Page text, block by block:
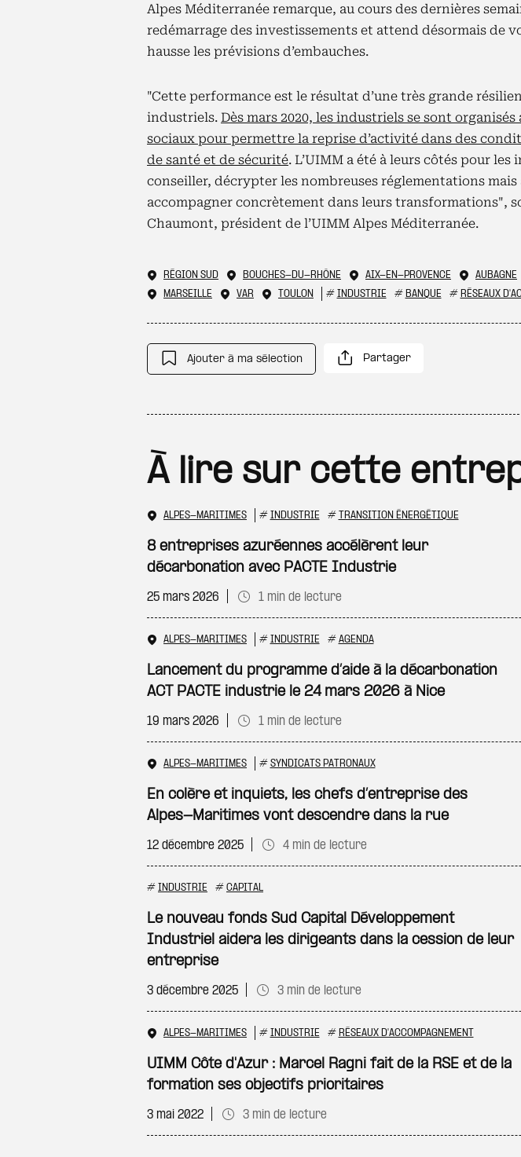
Alpes Méditerranée remarque, au cours des dernières
redémarrage des investissements et attend désormais de
hausse les prévisions d’embauches.
"Cette performance est le résultat d’une très grande
industriels. Dès mars 2020, les industriels se sont
sociaux pour permettre la reprise d’activité dans des
de santé et de sécurité. L’UIMM a été à leurs côtés pour les
conseiller, décrypter les nombreuses réglementations mais
accompagner concrètement dans leurs transformations",
Chaumont, président de l’UIMM Alpes Méditerranée.
RÉGION SUD BOUCHES-DU-RHÔNE AIX-EN-PROVENCE AUBAGNE
MARSEILLE
VAR TOULON # INDUSTRIE # BANQUE # RÉSEAUX
Ajouter à ma sélection Partager
À lire sur cette
ALPES-MARITIMES # INDUSTRIE # TRANSITION ÉNERGÉTIQUE
8 entreprises azuréennes accélèrent leur
décarbonation avec PACTE Industrie
25 mars 2026 1 min de lecture
ALPES-MARITIMES # INDUSTRIE # AGENDA
Lancement du programme d’aide à la décarbonation
ACT PACTE industrie le 24 mars 2026 à Nice
19 mars 2026 1 min de lecture
ALPES-MARITIMES # SYNDICATS PATRONAUX
En colère et inquiets, les chefs d’entreprise des
Alpes-Maritimes vont descendre dans la rue
12 décembre 2025 4 min de lecture
# INDUSTRIE # CAPITAL
Le nouveau fonds Sud Capital Développement
Industriel aidera les dirigeants dans la cession de leur
entreprise
3 décembre 2025 3 min de lecture
ALPES-MARITIMES # INDUSTRIE # RÉSEAUX D'ACCOMPAGNEMENT
UIMM Côte d'Azur : Marcel Ragni fait de la RSE et de la
formation ses objectifs prioritaires
3 mai 2022 3 min de lecture